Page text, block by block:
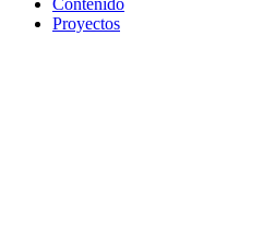
Contenido
Proyectos